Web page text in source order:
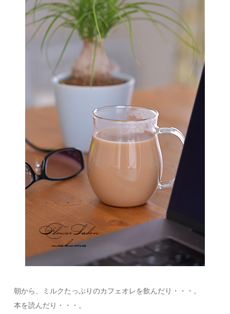
朝から、ミルクたっぷりのカフェオレを飲んだり・・・。
本を読んだり・・・。